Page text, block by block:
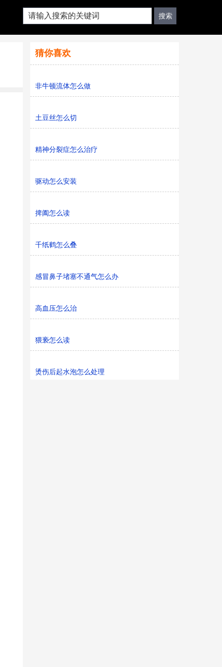
猜你喜欢
非牛顿流体怎么做
土豆丝怎么切
精神分裂症怎么治疗
驱动怎么安装
捭阖怎么读
千纸鹤怎么叠
感冒鼻子堵塞不通气怎么办
高血压怎么治
猥亵怎么读
烫伤后起水泡怎么处理